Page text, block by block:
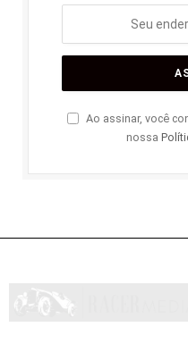
Ao assinar, você
nossa